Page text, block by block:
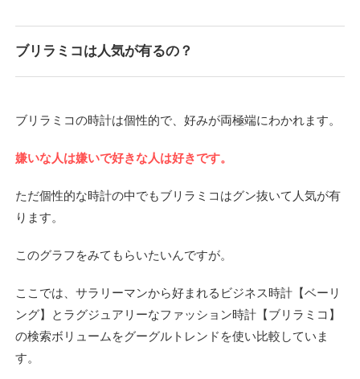
ブリラミコは人気が有るの？
ブリラミコの時計は個性的で、好みが両極端にわかれます。
嫌いな人は嫌いで好きな人は好きです。
ただ個性的な時計の中でもブリラミコはグン抜いて人気が有
ります。
このグラフをみてもらいたいんですが。
ここでは、サラリーマンから好まれるビジネス時計【ベーリ
ング】とラグジュアリーなファッション時計【ブリラミコ】
の検索ボリュームをグーグルトレンドを使い比較していま
す。